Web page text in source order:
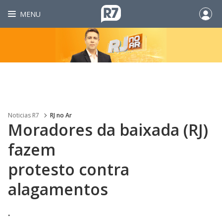
MENU
Noticias R7 RJ no Ar
Moradores da baixada (RJ)
fazem
protesto contra
alagamentos
.